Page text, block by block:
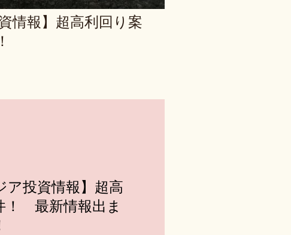
情報】超高利回り案
ア投資情報】超高
！ 最新情報出ま